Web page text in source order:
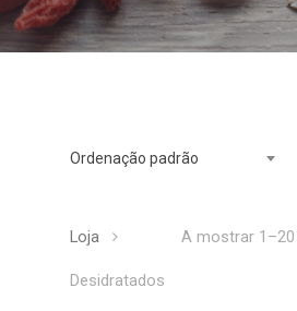
Ordenação padrão
A mostrar
Loja
Desidratados